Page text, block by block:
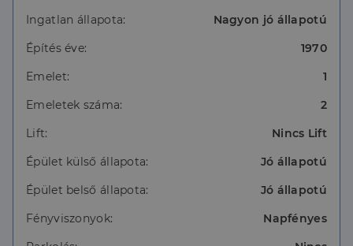
- I. emeleti ingatlan, mely Mátyás templom
választás
- bútorozott: kétszemélyes franciaágy, mosógép,
klíma, nagy gardróbszekrény.
- konyhában korszerű mosogatógép, főzőlap,
igényelhető.
Ingatlan állapota:
Nagyon jó állapotú
Építés éve:
1970
Emelet:
1
Emeletek száma:
2
Lift:
Nincs Lift
Épület külső állapota:
Jó állapotú
Épület belső állapota:
Jó állapotú
Fényviszonyok:
Napfényes